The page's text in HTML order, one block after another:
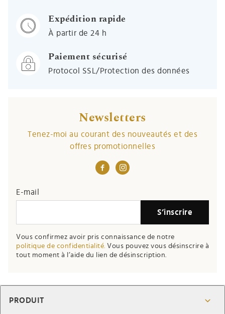
Expédition rapide
À partir de 24 h
Paiement sécurisé
Protocol SSL/Protection des données
Newsletters
Tenez-moi au courant des nouveautés et des
offres promotionnelles
If you
this
field
E-mail
S’inscrire
Vous confirmez avoir pris connaissance de notre
politique de confidentialité. Vous pouvez vous désinscrire à
tout moment à l’aide du lien de désinscription.
PRODUIT